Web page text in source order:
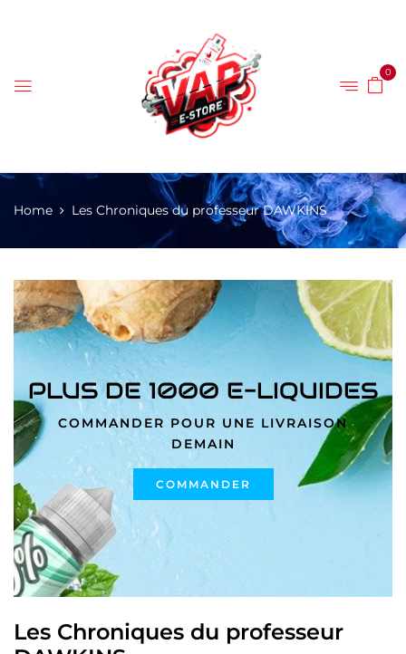
0
Home Les Chroniques du professeur DAWKINS
PLUS DE 1000 E-LIQUIDES
COMMANDER POUR UNE LIVRAISON
DEMAIN
COMMANDER
Les Chroniques du professeur